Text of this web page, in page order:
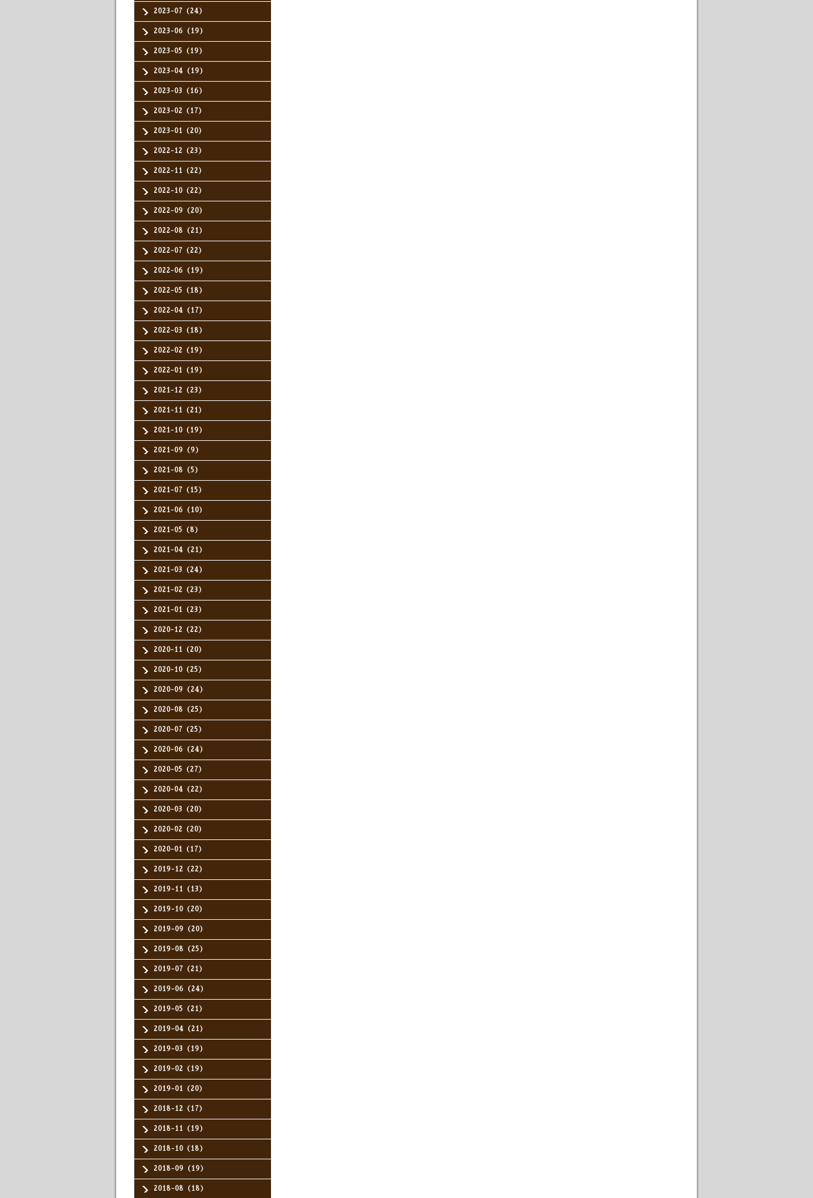
2023-07（24）
2023-06（19）
2023-05（19）
2023-04（19）
2023-03（16）
2023-02（17）
2023-01（20）
2022-12（23）
2022-11（22）
2022-10（22）
2022-09（20）
2022-08（21）
2022-07（22）
2022-06（19）
2022-05（18）
2022-04（17）
2022-03（18）
2022-02（19）
2022-01（19）
2021-12（23）
2021-11（21）
2021-10（19）
2021-09（9）
2021-08（5）
2021-07（15）
2021-06（10）
2021-05（8）
2021-04（21）
2021-03（24）
2021-02（23）
2021-01（23）
2020-12（22）
2020-11（20）
2020-10（25）
2020-09（24）
2020-08（25）
2020-07（25）
2020-06（24）
2020-05（27）
2020-04（22）
2020-03（20）
2020-02（20）
2020-01（17）
2019-12（22）
2019-11（13）
2019-10（20）
2019-09（20）
2019-08（25）
2019-07（21）
2019-06（24）
2019-05（21）
2019-04（21）
2019-03（19）
2019-02（19）
2019-01（20）
2018-12（17）
2018-11（19）
2018-10（18）
2018-09（19）
2018-08（18）